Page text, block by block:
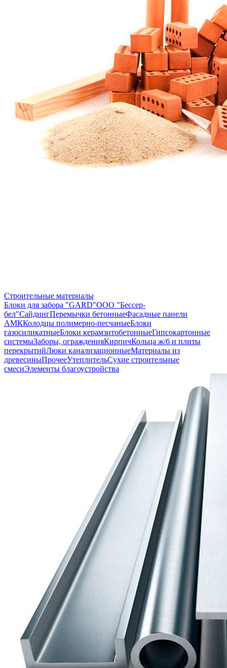
Строительные материалы
Блоки для забора "GARD"ООО "Бессер-
бел"СайдингПеремычки бетонныеФасадные панели
АМККолодцы полимерно-песчаныеБлоки
газосиликатныеБлоки керамзитобетонныеГипсокартонные
системыЗаборы, огражденияКирпичКольца ж/б и плиты
перекрытийЛюки канализационныеМатериалы из
древесиныПрочееУтеплительСухие строительные
смесиЭлементы благоустройства